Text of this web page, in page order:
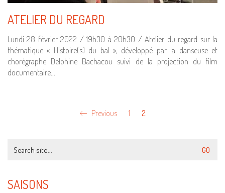
ATELIER DU REGARD
Lundi 28 février 2022 / 19h30 à 20h30 / Atelier du regard sur la
thématique « Histoire(s) du bal », développé par la danseuse et
chorégraphe Delphine Bachacou suivi de la projection du film
documentaire…
Previous 1 2
for:
SAISONS